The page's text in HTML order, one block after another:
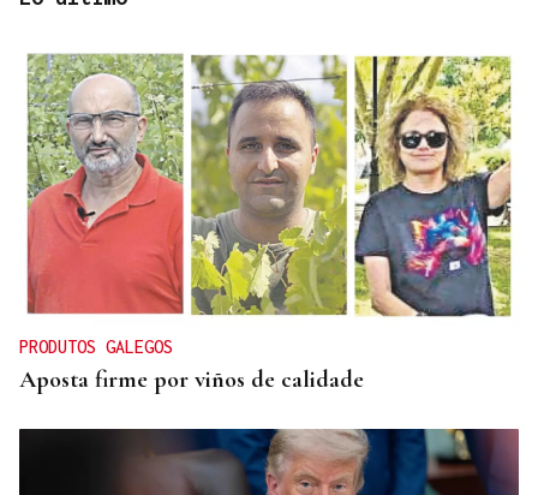
CONATO EXTINGUIDO
Vídeo | Se desata un incendio forestal en una
cantera de Untes
PRODUTOS GALEGOS
Aposta firme por viños de calidade